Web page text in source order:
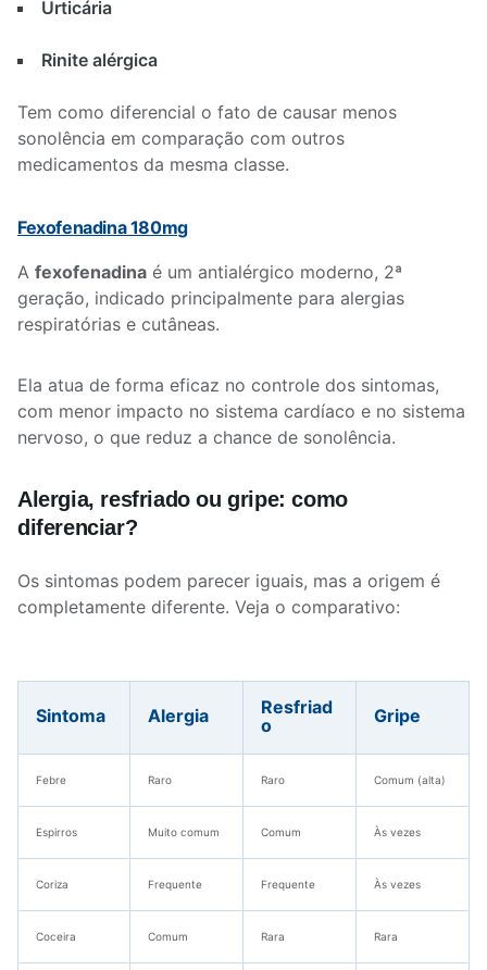
Urticária
Rinite alérgica
Tem como diferencial o fato de causar menos
sonolência em comparação com outros
medicamentos da mesma classe.
Fexofenadina 180mg
A fexofenadina é um antialérgico moderno, 2ª
geração, indicado principalmente para alergias
respiratórias e cutâneas.
Ela atua de forma eficaz no controle dos sintomas,
com menor impacto no sistema cardíaco e no sistema
nervoso, o que reduz a chance de sonolência.
Alergia, resfriado ou gripe: como
diferenciar?
Os sintomas podem parecer iguais, mas a origem é
completamente diferente. Veja o comparativo:
Sintoma Alergia
Resfriad
o
Gripe
Febre Raro Raro Comum (alta)
Espirros Muito comum Comum Às vezes
Coriza Frequente Frequente Às vezes
Coceira Comum Rara Rara